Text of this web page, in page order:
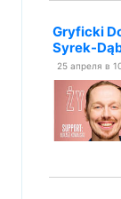
Gryficki
Syrek-
25 апреля в